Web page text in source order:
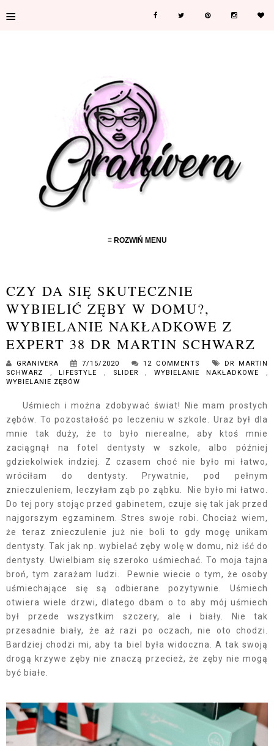
≡
≡ ROZWIŃ MENU
CZY DA SIĘ SKUTECZNIE
WYBIELIĆ ZĘBY W DOMU?,
WYBIELANIE NAKŁADKOWE Z
EXPERT 38 DR MARTIN SCHWARZ
GRANIVERA 7/15/2020 12 COMMENTS
DR MARTIN
SCHWARZ
,LIFESTYLE , SLIDER , WYBIELANIE NAKŁADKOWE ,
WYBIELANIE ZĘBÓW
Uśmiech i można zdobywać świat! Nie mam prostych
zębów. To pozostałość po leczeniu w szkole. Uraz był dla
mnie tak duży, że to było nierealne, aby ktoś mnie
zaciągnął na fotel dentysty w szkole, albo później
gdziekolwiek indziej. Z czasem choć nie było mi łatwo,
wróciłam do dentysty. Prywatnie, pod pełnym
znieczuleniem, leczyłam ząb po ząbku. Nie było mi łatwo.
Do tej pory stojąc przed gabinetem, czuje się tak jak przed
najgorszym egzaminem. Stres swoje robi. Chociaż wiem,
że teraz znieczulenie już nie boli to gdy mogę unikam
dentysty. Tak jak np. wybielać zęby wolę w domu, niż iść do
dentysty. Uwielbiam się szeroko uśmiechać. To moja tajna
broń, tym zarażam ludzi. Pewnie wiecie o tym, że osoby
uśmiechające się są odbierane pozytywnie. Uśmiech
otwiera wiele drzwi, dlatego dbam o to aby mój uśmiech
był przede wszystkim szczery, ale i biały. Nie tak
przesadnie biały, że aż razi po oczach, nie oto chodzi.
Bardziej chodzi mi, aby ta biel była widoczna. A tak swoją
drogą krzywe zęby nie znaczą przecież, że zęby nie mogą
być białe.